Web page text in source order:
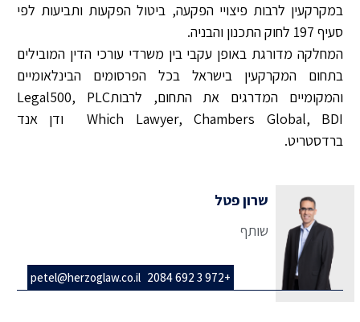
במקרקעין לרבות פיצויי הפקעה, ביטול הפקעות ותביעות לפי
סעיף 197 לחוק התכנון והבניה.
המחלקה מדורגת באופן עקבי בין משרדי עורכי הדין המובילים
בתחום המקרקעין בישראל בכל הפרסומים הבינלאומיים
והמקומיים המדרגים את התחום, לרבותLegal500, PLC
Which Lawyer, Chambers Global, BDI ודן אנד
ברדסטריט.
שרון פטל
שותף
+972 3 692 2084
petel@herzoglaw.co.il